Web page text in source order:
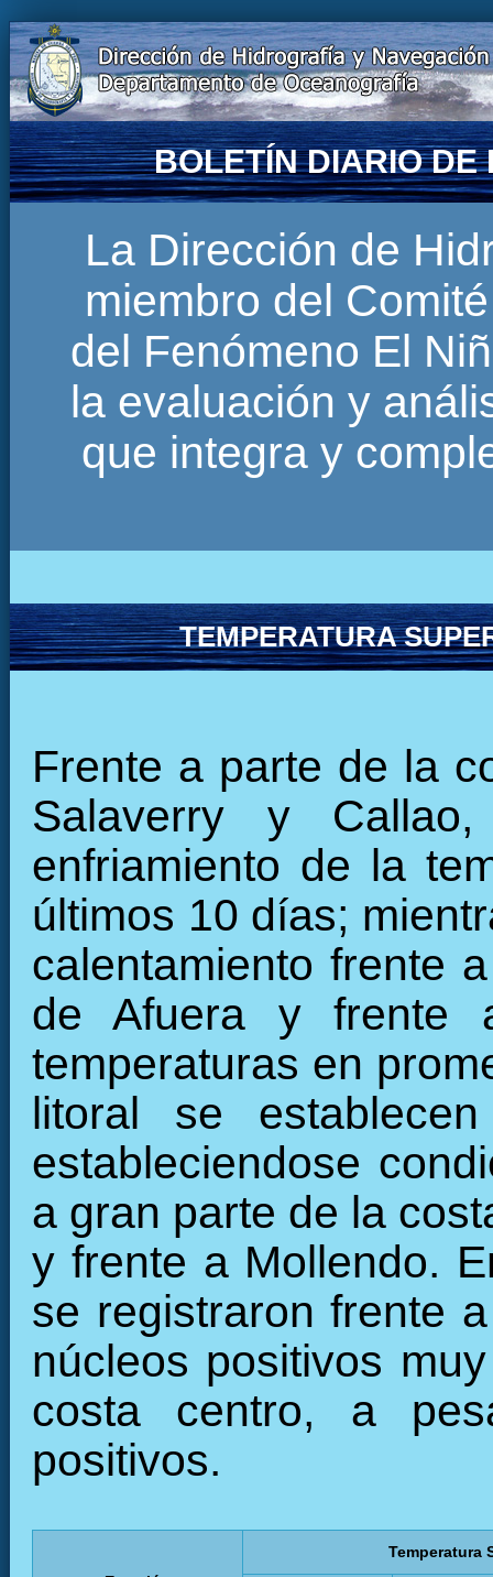
BOLETÍN DIARIO DE
La Dirección de
miembro del
del Fenómeno El
la evaluación y
que integra y
TEMPERATURA
Frente a parte de la
Salaverry y
enfriamiento de la
últimos 10 días;
calentamiento frente
de Afuera y frente
temperaturas en
litoral se
estableciendose
a gran parte de la
y frente a Mollendo.
se registraron frente
núcleos positivos
costa centro, a
positivos.
Temperatura